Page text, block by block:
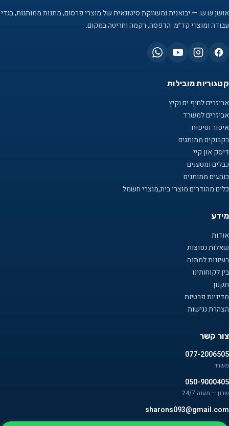
אושן ש.ש. — יבואנית ומשווקת סיטונאית של מוצרי פרסום, מתנות ממותגות, בגדי
עבודה ומוצרי קד״מ. הדפסה, רקמה וחריטה במקום.
קטגוריות מובילות
אביזרים לחוף ים וקיץ
אביזרים למשרד
איפור וטיפוח
בקבוקים ממותגים
דיסק און קיי
כבלים ומטענים
כובעים ממותגים
כלים מהודרים מוצרי בית,מוצרי חשמל
מידע
אודות
שאלות נפוצות
רעיונות למתנה
בין לקוחותינו
תקנון
מדיניות פרטיות
הצהרת נגישות
צור קשר
077-2006505
משרד
050-9000405
שרון — מענה 24/7
sharons093@gmail.com